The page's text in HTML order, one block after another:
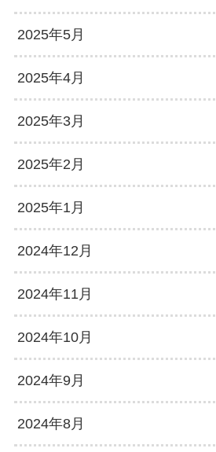
2025年5月
2025年4月
2025年3月
2025年2月
2025年1月
2024年12月
2024年11月
2024年10月
2024年9月
2024年8月